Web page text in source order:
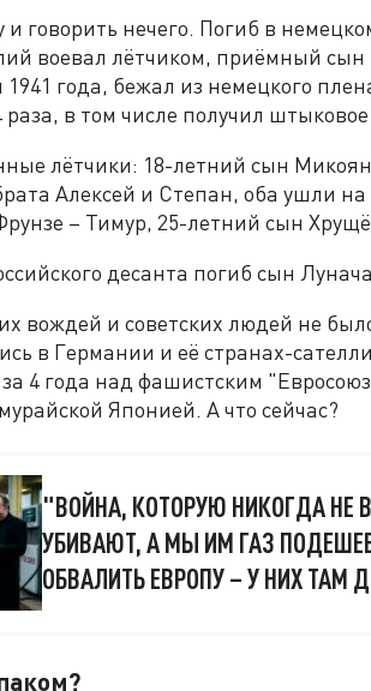
и говорить нечего. Погиб в
воевал лётчиком, приёмный сын
года, бежал из немецкого
в том числе получил
лётчики: 18-летний сын
Алексей и Степан, оба ушли
– Тимур, 25-летний сын
десанта погиб сын
вождей и советских людей не
в Германии и её странах-
4 года над фашистским
Японией. А что сейчас?
"ВОЙНА, КОТОРУЮ НИКОГДА НЕ
УБИВАЮТ, А МЫ ИМ ГАЗ
ОБВАЛИТЬ ЕВРОПУ – У НИХ ТАМ